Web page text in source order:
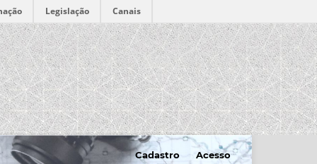
Legislação Canais
Cadastro Acesso